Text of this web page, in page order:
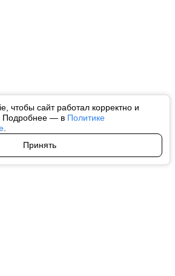
чтобы сайт работал корректно и
Подробнее — в Политике
Принять